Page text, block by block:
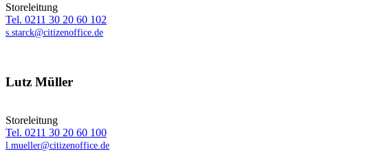
Storeleitung
Tel. 0211 30 20 60 102
s.starck@citizenoffice.de
Lutz Müller
Storeleitung
Tel. 0211 30 20 60 100
l.mueller@citizenoffice.de